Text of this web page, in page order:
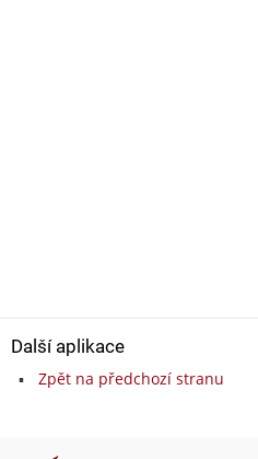
Další aplikace
Zpět na předchozí stranu